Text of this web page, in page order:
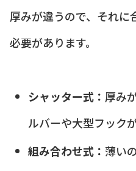
厚みが違うので、それ
必要があります。
シャッター式： 厚み
ルバーや大型フック
組み合わせ式： 薄い